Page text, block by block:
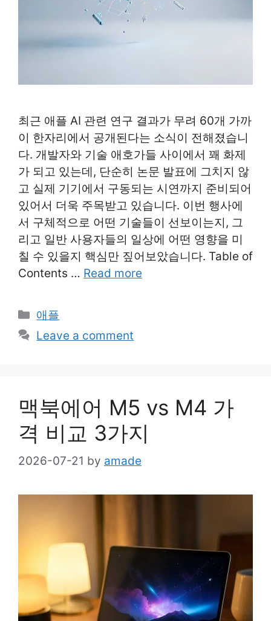
최근 애플 AI 관련 연구 결과가 무려 60개 가까
이 한자리에서 공개된다는 소식이 전해졌습니
다. 개발자와 기술 애호가들 사이에서 꽤 화제
가 되고 있는데, 단순히 논문 발표에 그치지 않
고 실제 기기에서 구동되는 시연까지 준비되어
있어서 더욱 주목받고 있습니다. 이번 행사에
서 구체적으로 어떤 기술들이 선보이는지, 그
리고 일반 사용자들의 일상에 어떤 영향을 미
칠 수 있을지 핵심만 짚어보았습니다. Table of
Contents … Read more
Categories
애플
Leave a comment
맥북에어 M5 vs M4 가
격 비교 3가지
2026-07-21 by amade